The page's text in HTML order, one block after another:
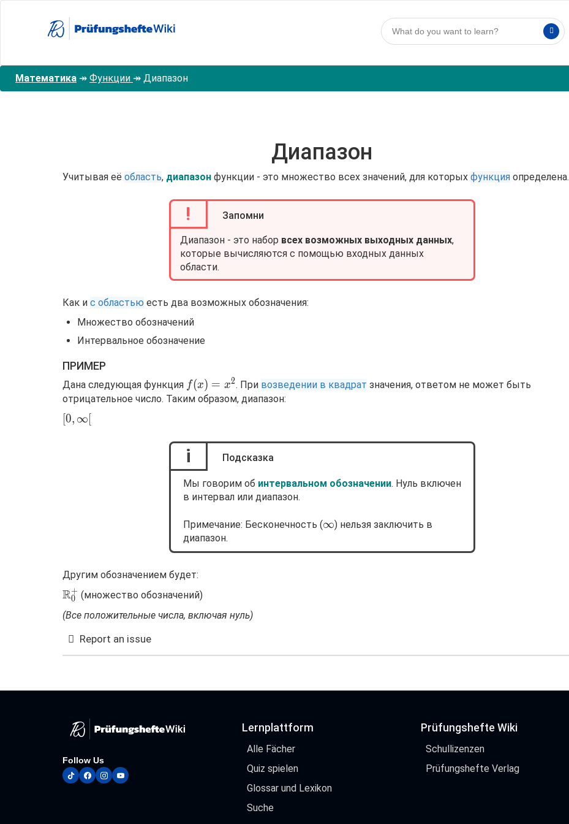
основному
Математика ↠ Функции ↠ Диапазон
Диапазон
Учитывая её область, диапазон функции - это множество всех значений, для которых функция определена.
! Запомни
Диапазон - это набор всех возможных выходных данных,
которые вычисляются с помощью входных данных
области.
Как и с областью есть два возможных обозначения:
Множество обозначений
Интервальное обозначение
ПРИМЕР
Дана следующая функция f(x)=x^2
f(x) = x2. При возведении в квадрат значения, ответом не может быть
отрицательное число. Таким образом, диапазон:
[0,\infty[
0, ∞
i Подсказка
Мы говорим об интервальном обозначении. Нуль включен
в интервал или диапазон.
Примечание: Бесконечность (\infty
∞) нельзя заключить в
диапазон.
Другим обозначением будет:
\mathbb{R}^{+}_{0}
R0
+ (множество обозначений)
(Все положительные числа, включая нуль)
Report an issue
Follow Us
tiktokfacebook
instagram
youtube
Lernplattform
Alle Fächer
Quiz spielen
Glossar und Lexikon
Suche
Prüfungshefte Wiki
Schullizenzen
Prüfungshefte Verlag